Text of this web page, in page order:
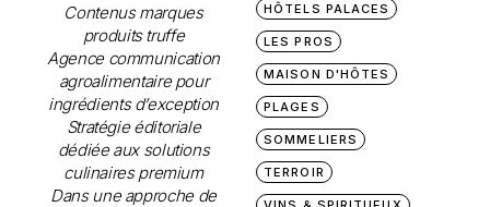
Contenus marques
produits truffe
Agence communication
agroalimentaire pour
ingrédients d’exception
Stratégie éditoriale
dédiée aux solutions
culinaires premium
Dans une approche de
HÔTELS PALACES
LES PROS
MAISON D'HÔTES
PLAGES
SOMMELIERS
TERROIR